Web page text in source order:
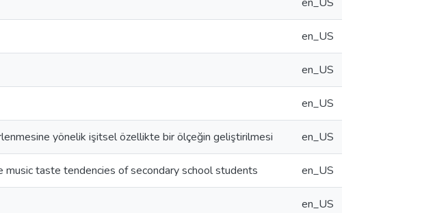
en_US
en_US
en_US
yönelik işitsel özellikte bir ölçeğin geliştirilmesi en_US
taste tendencies of secondary school students en_US
en_US